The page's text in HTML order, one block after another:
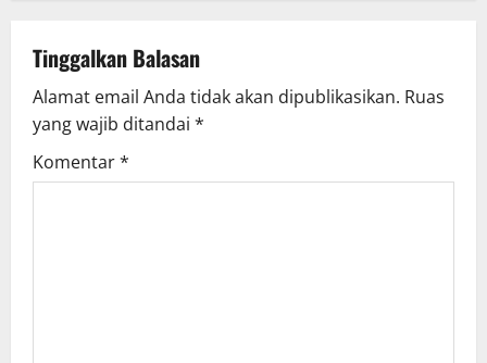
v
i
g
Tinggalkan Balasan
Alamat email Anda tidak akan dipublikasikan. Ruas
yang wajib ditandai *
Komentar*